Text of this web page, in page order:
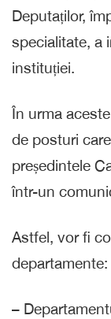
Deputaților,
specialitate, a
instituției.
În urma
de posturi
președintele
într-un
Astfel, vor fi
departamente:
–